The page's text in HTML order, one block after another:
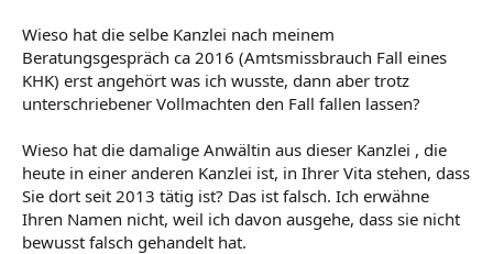
Wieso hat die selbe Kanzlei nach meinem
Beratungsgespräch ca 2016 (Amtsmissbrauch Fall eines
KHK) erst angehört was ich wusste, dann aber trotz
unterschriebener Vollmachten den Fall fallen lassen?
Wieso hat die damalige Anwältin aus dieser Kanzlei , die
heute in einer anderen Kanzlei ist, in Ihrer Vita stehen, dass
Sie dort seit 2013 tätig ist? Das ist falsch. Ich erwähne
Ihren Namen nicht, weil ich davon ausgehe, dass sie nicht
bewusst falsch gehandelt hat.